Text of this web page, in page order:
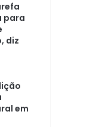
para
diz
em